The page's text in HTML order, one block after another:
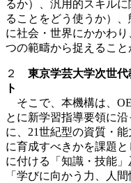
るか）、汎用的スキル
ることをどう使うか）
に社会・世界にかかわ
つの範疇から捉えること
２ 東京学芸大学次世
ト
そこで、本機構は、
とに新学習指導要領に
に、21世紀型の資質・
に育成すべきかを課題
に付ける「知識・技能」
「学びに向かう力、人